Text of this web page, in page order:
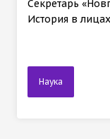
Секретарь
История в
Наука